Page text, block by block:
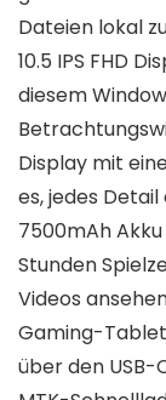
Dateien lokal
10.5 IPS FHD
diesem
Display mit
es, jedes
7500mAh Akku
Stunden
Videos
Gaming-
über den